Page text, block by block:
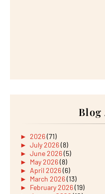
Blog
► 2026(71)
► July 2026(8)
► June 2026(5)
► May 2026(8)
► April 2026(6)
► March 2026(13)
► February 2026(19)